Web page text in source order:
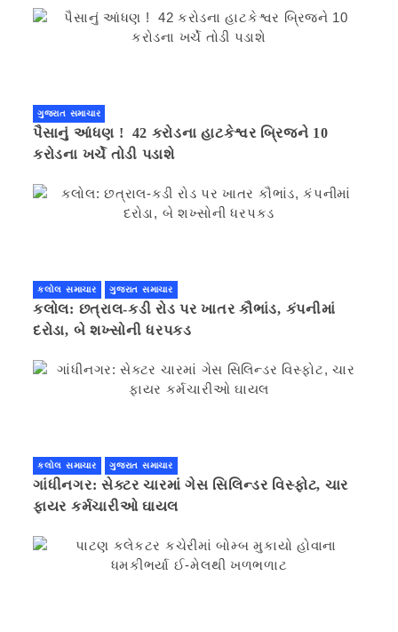
ગુજરાત સમાચાર
પૈસાનું આંધણ ! 42 કરોડના હાટકેશ્વર બ્રિજને 10
કરોડના ખર્ચે તોડી પડાશે
કલોલ સમાચાર ગુજરાત સમાચાર
કલોલ: છત્રાલ-કડી રોડ પર ખાતર કૌભાંડ, કંપનીમાં
દરોડા, બે શખ્સોની ધરપકડ
કલોલ સમાચાર ગુજરાત સમાચાર
ગાંધીનગર: સેક્ટર ચારમાં ગેસ સિલિન્ડર વિસ્ફોટ, ચાર
ફાયર કર્મચારીઓ ઘાયલ